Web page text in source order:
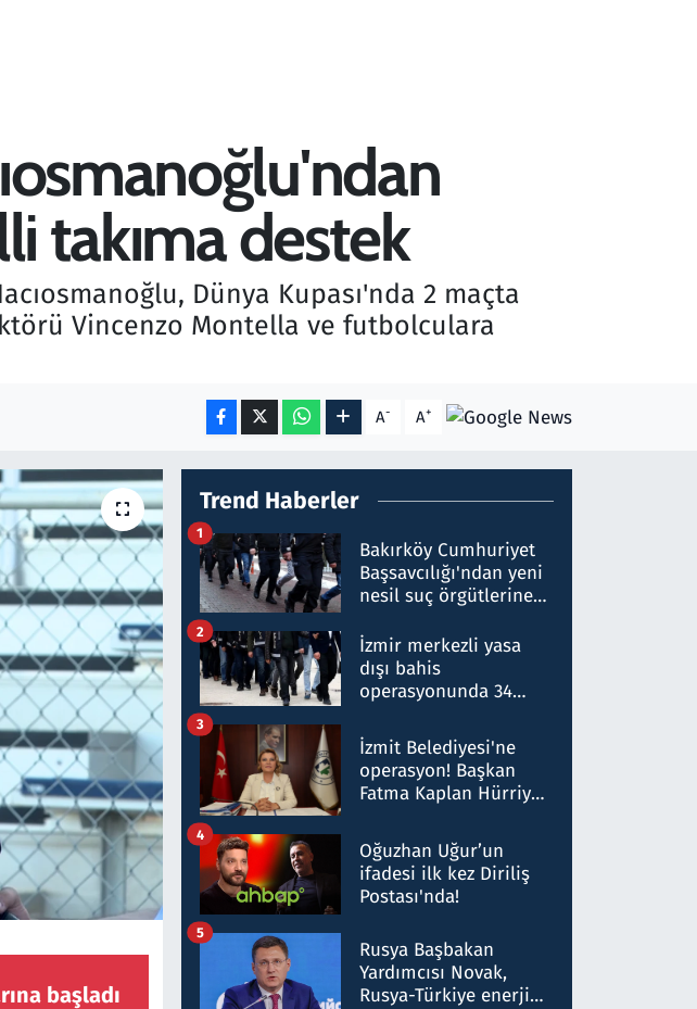
takıma destek
Dünya Kupası'nda 2 maçta
Vincenzo Montella ve futbolculara
A- A+
başladı
Trend Haberler
Bakırköy Cumhuriyet
Başsavcılığı'ndan yeni
nesil suç örgütlerine
hakkında gözaltı kararı
1
İzmir merkezli yasa
dışı bahis
operasyonunda 34
Milyar liralık para
trafiği tespit edildi
2
İzmit Belediyesi'ne
operasyon! Başkan
Fatma Kaplan Hürriyet
3
Oğuzhan Uğur’un
ifadesi ilk kez Diriliş
Postası'nda!
4
Rusya Başbakan
Yardımcısı Novak,
Rusya-Türkiye enerji
5